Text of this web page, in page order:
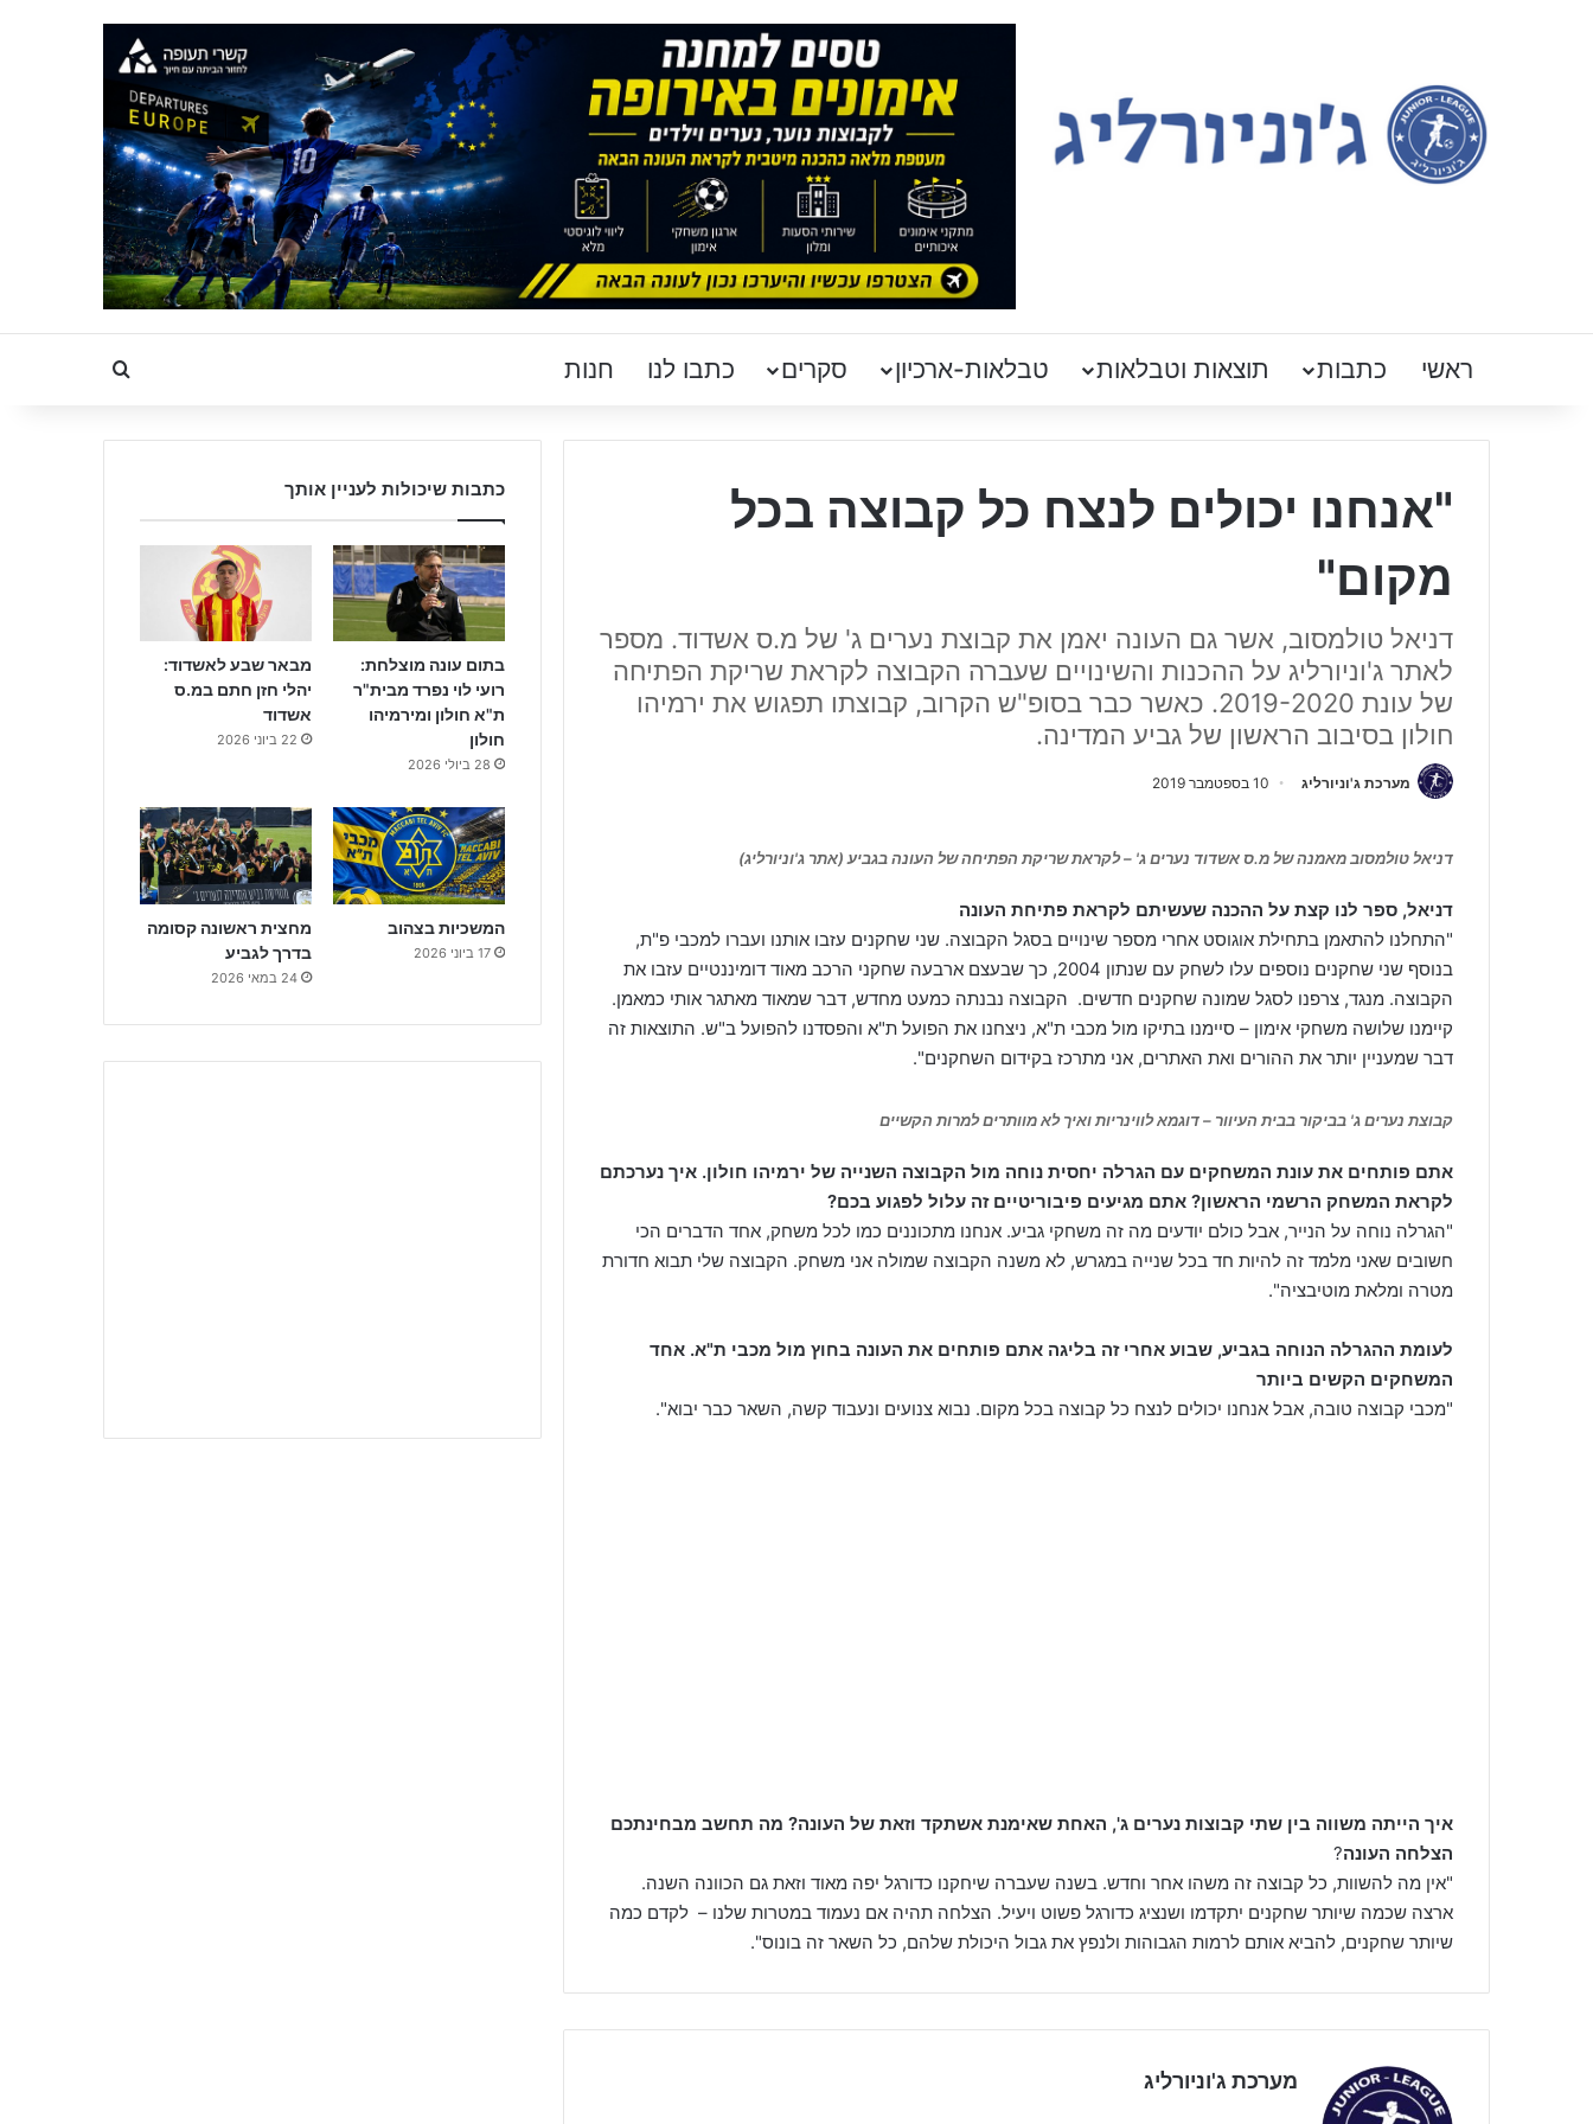
ראשי כתבות תוצאות וטבלאות טבלאות-ארכיון סקרים כתבו לנו חנות Search for
"אנחנו יכולים לנצח כל קבוצה בכל
מקום"
דניאל טולמסוב, אשר גם העונה יאמן את קבוצת נערים ג' של מ.ס אשדוד. מספר
לאתר ג'וניורליג על ההכנות והשינויים שעברה הקבוצה לקראת שריקת הפתיחה
של עונת 2019-2020. כאשר כבר בסופ"ש הקרוב, קבוצתו תפגוש את ירמיהו
חולון בסיבוב הראשון של גביע המדינה.
מערכת ג'וניורליג 10 בספטמבר 2019
דניאל טולמסוב מאמנה של מ.ס אשדוד נערים ג' – לקראת שריקת הפתיחה של העונה בגביע (אתר ג'וניורליג)
דניאל, ספר לנו קצת על ההכנה שעשיתם לקראת פתיחת העונה
"התחלנו להתאמן בתחילת אוגוסט אחרי מספר שינויים בסגל הקבוצה. שני שחקנים עזבו אותנו ועברו למכבי פ"ת,
בנוסף שני שחקנים נוספים עלו לשחק עם שנתון 2004, כך שבעצם ארבעה שחקני הרכב מאוד דומיננטיים עזבו את
הקבוצה. מנגד, צרפנו לסגל שמונה שחקנים חדשים. הקבוצה נבנתה כמעט מחדש, דבר שמאוד מאתגר אותי כמאמן.
קיימנו שלושה משחקי אימון – סיימנו בתיקו מול מכבי ת"א, ניצחנו את הפועל ת"א והפסדנו להפועל ב"ש. התוצאות זה
דבר שמעניין יותר את ההורים ואת האתרים, אני מתרכז בקידום השחקנים".
קבוצת נערים ג' בביקור בבית העיוור – דוגמא לווינריות ואיך לא מוותרים למרות הקשיים
אתם פותחים את עונת המשחקים עם הגרלה יחסית נוחה מול הקבוצה השנייה של ירמיהו חולון. איך נערכתם
לקראת המשחק הרשמי הראשון? אתם מגיעים פיבוריטיים זה עלול לפגוע בכם?
"הגרלה נוחה על הנייר, אבל כולם יודעים מה זה משחקי גביע. אנחנו מתכוננים כמו לכל משחק, אחד הדברים הכי
חשובים שאני מלמד זה להיות חד בכל שנייה במגרש, לא משנה הקבוצה שמולה אני משחק. הקבוצה שלי תבוא חדורת
מטרה ומלאת מוטיבציה".
לעומת ההגרלה הנוחה בגביע, שבוע אחרי זה בליגה אתם פותחים את העונה בחוץ מול מכבי ת"א. אחד
המשחקים הקשים ביותר
"מכבי קבוצה טובה, אבל אנחנו יכולים לנצח כל קבוצה בכל מקום. נבוא צנועים ונעבוד קשה, השאר כבר יבוא".
איך הייתה משווה בין שתי קבוצות נערים ג', האחת שאימנת אשתקד וזאת של העונה? מה תחשב מבחינתכם
הצלחה העונה?
"אין מה להשוות, כל קבוצה זה משהו אחר וחדש. בשנה שעברה שיחקנו כדורגל יפה מאוד וזאת גם הכוונה השנה.
ארצה שכמה שיותר שחקנים יתקדמו ושנציג כדורגל פשוט ויעיל. הצלחה תהיה אם נעמוד במטרות שלנו – לקדם כמה
שיותר שחקנים, להביא אותם לרמות הגבוהות ולנפץ את גבול היכולת שלהם, כל השאר זה בונוס".
מערכת ג'וניורליג
כתבות שיכולות לעניין אותך
בתום עונה מוצלחת:
רועי לוי נפרד מבית"ר
ת"א חולון ומירמיהו
חולון
28 ביולי 2026
מבאר שבע לאשדוד:
יהלי חזן חתם במ.ס
אשדוד
22 ביוני 2026
המשכיות בצהוב
17 ביוני 2026
מחצית ראשונה קסומה
בדרך לגביע
24 במאי 2026